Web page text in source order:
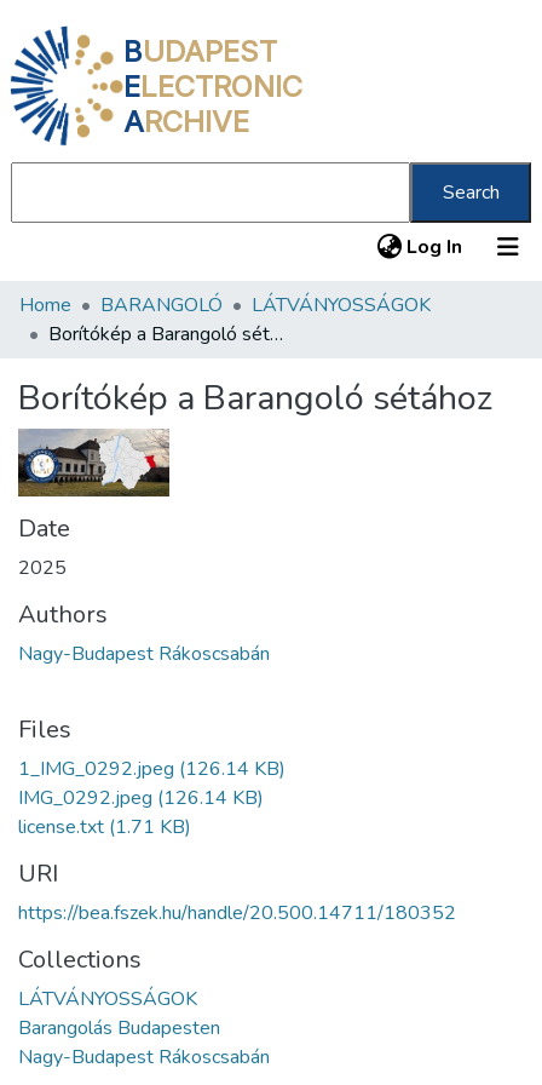
BUDAPEST
ELECTRONIC
ARCHIVE
Search
Log In (current)
Communities & Collections
Statistics
About us
Home BARANGOLÓ
LÁTVÁNYOSSÁGOK
Borítókép a Barangoló sétához
Borítókép a Barangoló sétához
Date
2025
Authors
Nagy-Budapest Rákoscsabán
Files
1_IMG_0292.jpeg (126.14 KB)
IMG_0292.jpeg (126.14 KB)
license.txt (1.71 KB)
URI
https://bea.fszek.hu/handle/20.500.14711/180352
Collections
LÁTVÁNYOSSÁGOK
Barangolás Budapesten
Nagy-Budapest Rákoscsabán